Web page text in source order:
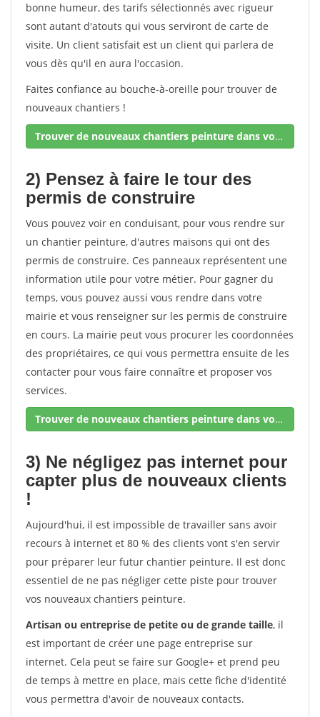
bonne humeur, des tarifs sélectionnés avec rigueur
sont autant d'atouts qui vous serviront de carte de
visite. Un client satisfait est un client qui parlera de
vous dès qu'il en aura l'occasion.
Faites confiance au bouche-à-oreille pour trouver de
nouveaux chantiers !
Trouver de nouveaux chantiers peinture dans votre secteur !
2) Pensez à faire le tour des
permis de construire
Vous pouvez voir en conduisant, pour vous rendre sur
un chantier peinture, d'autres maisons qui ont des
permis de construire. Ces panneaux représentent une
information utile pour votre métier. Pour gagner du
temps, vous pouvez aussi vous rendre dans votre
mairie et vous renseigner sur les permis de construire
en cours. La mairie peut vous procurer les coordonnées
des propriétaires, ce qui vous permettra ensuite de les
contacter pour vous faire connaître et proposer vos
services.
Trouver de nouveaux chantiers peinture dans votre secteur !
3) Ne négligez pas internet pour
capter plus de nouveaux clients
!
Aujourd'hui, il est impossible de travailler sans avoir
recours à internet et 80 % des clients vont s'en servir
pour préparer leur futur chantier peinture. Il est donc
essentiel de ne pas négliger cette piste pour trouver
vos nouveaux chantiers peinture.
Artisan ou entreprise de petite ou de grande taille, il
est important de créer une page entreprise sur
internet. Cela peut se faire sur Google+ et prend peu
de temps à mettre en place, mais cette fiche d'identité
vous permettra d'avoir de nouveaux contacts.